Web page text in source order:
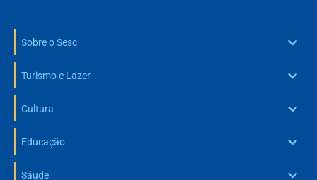
Sobre o Sesc
Turismo e Lazer
Cultura
Educação
Sáude